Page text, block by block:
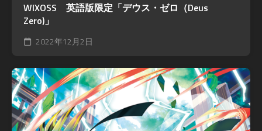
WIXOSS 英語版限定「デウス・ゼロ（Deus
Zero)」
2022年12月2日